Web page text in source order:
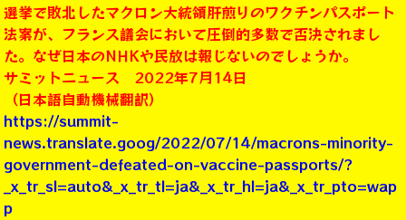
選挙で敗北したマクロン大統領肝煎りのワクチンパスポート
法案が、フランス議会において圧倒的多数で否決されまし
た。なぜ日本のNHKや民放は報じないのでしょうか。
サミットニュース 2022年7月14日
（日本語自動機械翻訳）
https://summit-
news.translate.goog/2022/07/14/macrons-minority-
government-defeated-on-vaccine-passports/?
_x_tr_sl=auto&_x_tr_tl=ja&_x_tr_hl=ja&_x_tr_pto=wap
p